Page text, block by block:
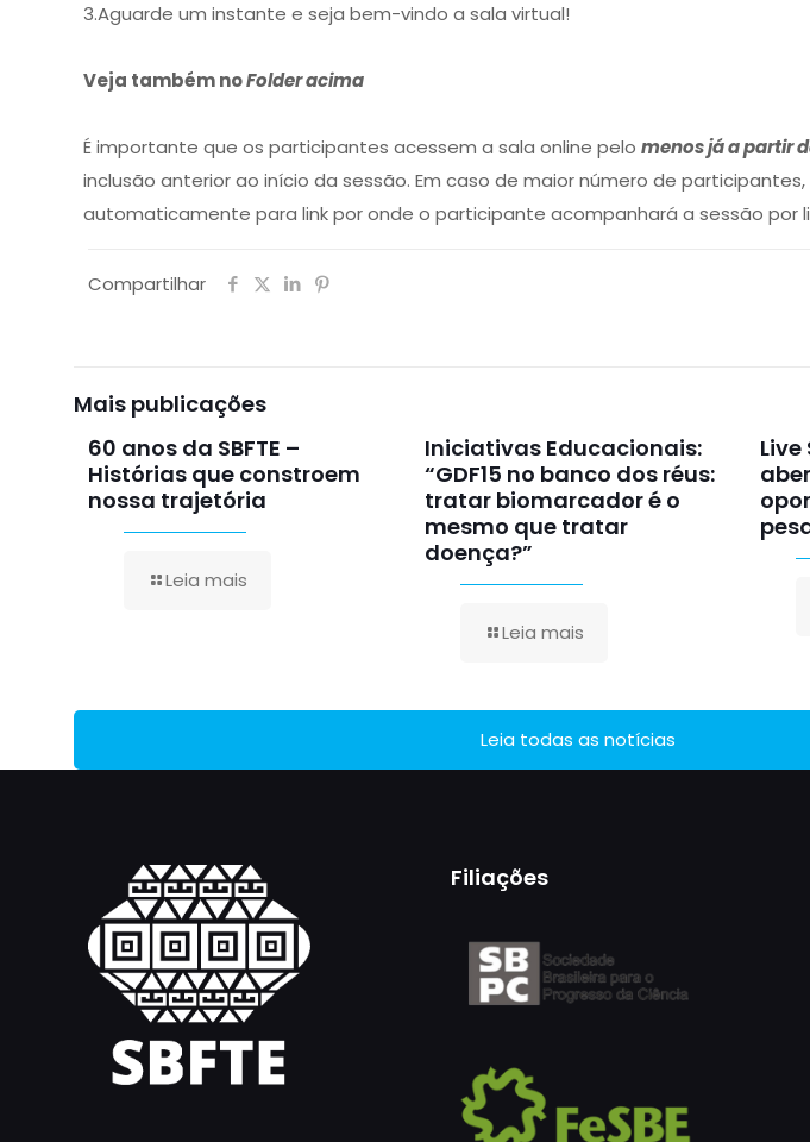
3.Aguarde um instante e seja bem-vindo a sala virtual!
Veja também noFolder acima
É importante que os participantes acessem a sala online pelomenos já a partir
inclusão anterior ao início da sessão. Em caso de maior número de
automaticamente para link por onde o participante acompanhará a sessão por
Compartilhar
Mais publicações
60 anos da SBFTE –
Histórias que constroem
nossa trajetória
Leia mais
Iniciativas Educacionais:
“GDF15 no banco dos réus:
tratar biomarcador é o
mesmo que tratar
doença?”
Leia mais
Live
Leia todas as notícias
Filiações